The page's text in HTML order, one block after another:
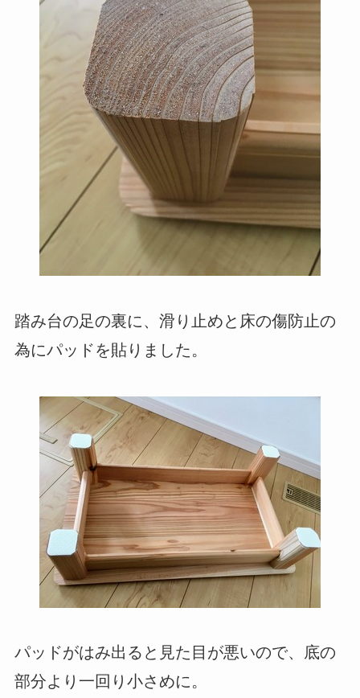
踏み台の足の裏に、滑り止めと床の傷防止の
為にパッドを貼りました。
パッドがはみ出ると見た目が悪いので、底の
部分より一回り小さめに。